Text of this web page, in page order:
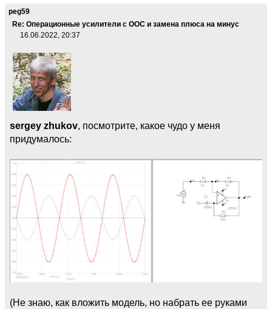
peg59
Re: Операционные усилители с ООС и замена плюса на минус
16.06.2022, 20:37
sergey zhukov, посмотрите, какое чудо у меня
придумалось:
(Не знаю, как вложить модель, но набрать ее руками